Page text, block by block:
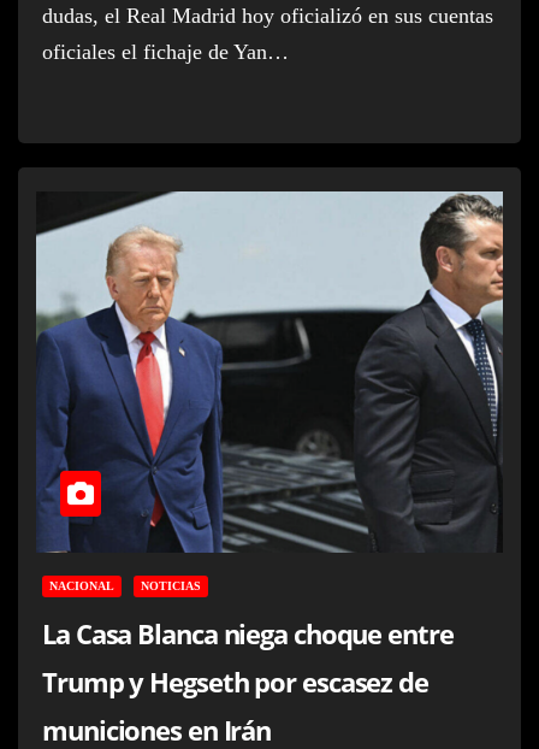
dudas, el Real Madrid hoy oficializó en sus cuentas
oficiales el fichaje de Yan…
NACIONAL NOTICIAS
La Casa Blanca niega choque entre
Trump y Hegseth por escasez de
municiones en Irán